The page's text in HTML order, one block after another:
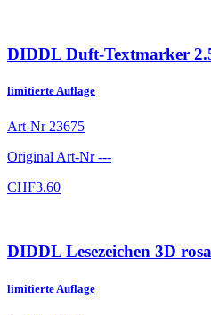
DIDDL Duft-Textmarker
limitierte Auflage
Art-Nr 23675
Original Art-Nr---
CHF3.60
DIDDL Lesezeichen 3D
limitierte Auflage